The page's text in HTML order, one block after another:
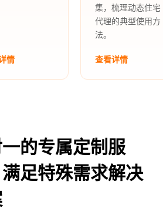
情
集，梳理动态住宅
代理的典型使用方
法。
查看详情
的专属定制服
足特殊需求解决